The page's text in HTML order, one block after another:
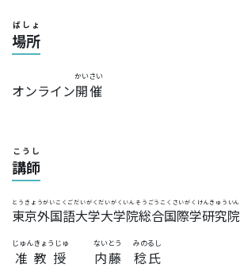
場所
ばしょ
オンライン開催
かいさい
講師
こうし
東京外国語大学大学院総合国際学研究院
とうきょうがいこくごだいがくだいがくいんそうごうこくさいがくけんきゅういん
准教授
じゅんきょうじゅ
内藤
ないとう
稔氏
みのるし